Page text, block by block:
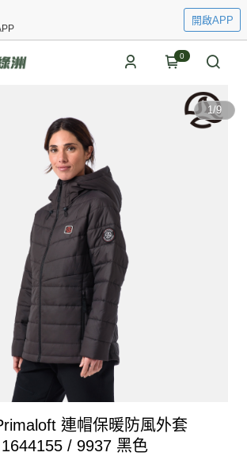
開啟APP
0
1/9
連帽保暖防風外套
/ 9937 黑色